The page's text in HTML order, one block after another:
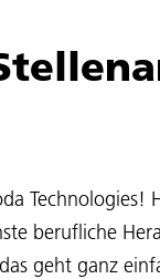
Technologies!
berufliche
geht ganz